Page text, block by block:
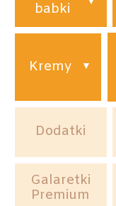
babki
Kremy
Dodatki
Galaretki
Premium